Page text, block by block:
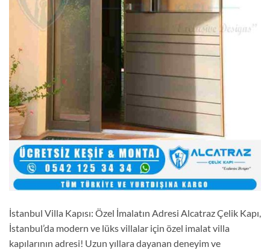
İstanbul Villa Kapısı: Özel İmalatın Adresi Alcatraz Çelik Kapı,
İstanbul’da modern ve lüks villalar için özel imalat villa
kapılarının adresi! Uzun yıllara dayanan deneyim ve